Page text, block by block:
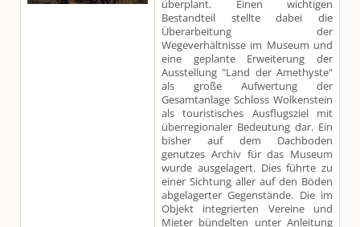
überplant. Einen wichtigen
Bestandteil stellte dabei die
Überarbeitung der
Wegeverhältnisse im Museum und
eine geplante Erweiterung der
Ausstellung "Land der Amethyste"
als große Aufwertung der
Gesamtanlage Schloss Wolkenstein
als touristisches Ausflugsziel mit
überregionaler Bedeutung dar. Ein
bisher auf dem Dachboden
genutzes Archiv für das Museum
wurde ausgelagert. Dies führte zu
einer Sichtung aller auf den Böden
abgelagerter Gegenstände. Die im
Objekt integrierten Vereine und
Mieter bündelten unter Anleitung